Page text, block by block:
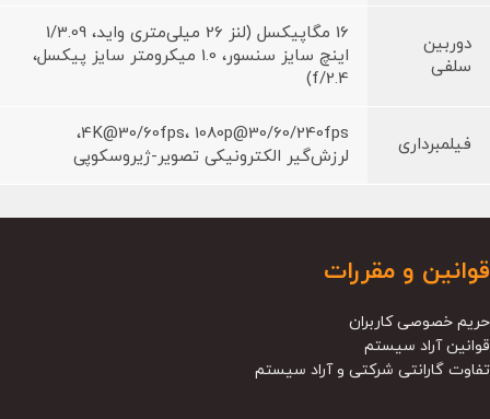
دوربین
سلفی
16 مگاپیکسل (لنز 26 میلی‌متری واید، 1/3.09
اینچ سایز سنسور، 1.0 میکرومتر سایز پیکسل،
f/2.4)
فیلمبرداری
4K@30/60fps، 1080p@30/60/240fps،
لرزش‌گیر الکترونیکی تصویر-ژیروسکوپی
قوانین و مقررات
حریم خصوصی کاربران
قوانین آراد سیستم
تفاوت گارانتی شرکتی و آراد سیستم